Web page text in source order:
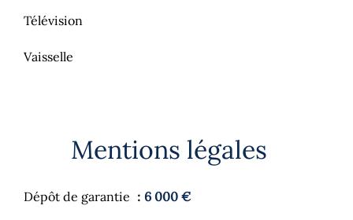
Télévision
Vaisselle
Mentions légales
Dépôt de garantie 6 000 €